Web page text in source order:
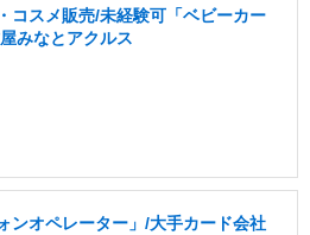
コスメ販売/未経験可「ベビーカー
みなとアクルス
ンオペレーター」/大手カード会社